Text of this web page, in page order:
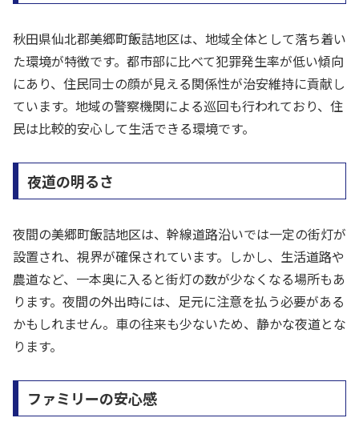
秋田県仙北郡美郷町飯詰地区は、地域全体として落ち着い
た環境が特徴です。都市部に比べて犯罪発生率が低い傾向
にあり、住民同士の顔が見える関係性が治安維持に貢献し
ています。地域の警察機関による巡回も行われており、住
民は比較的安心して生活できる環境です。
夜道の明るさ
夜間の美郷町飯詰地区は、幹線道路沿いでは一定の街灯が
設置され、視界が確保されています。しかし、生活道路や
農道など、一本奥に入ると街灯の数が少なくなる場所もあ
ります。夜間の外出時には、足元に注意を払う必要がある
かもしれません。車の往来も少ないため、静かな夜道とな
ります。
ファミリーの安心感